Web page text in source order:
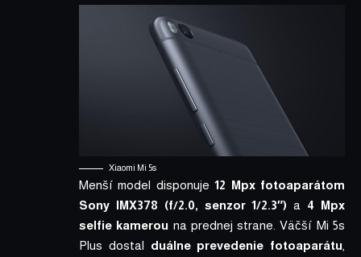
Xiaomi Mi 5s
Menší model disponuje12 Mpx fotoaparátom
Sony IMX378 (f/2.0, senzor 1/2.3″) a 4 Mpx
selfie kamerou na prednej strane. Väčší Mi 5s
Plus dostal duálne prevedenie fotoaparátu